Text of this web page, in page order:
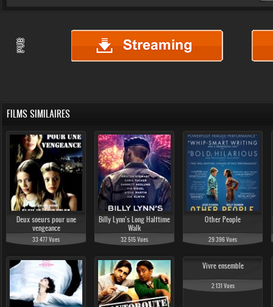
FILMS SIMILAIRES
Deux soeurs pour une
vengeance
33 477 Vues
Billy Lynn’s Long Halftime
Walk
32 515 Vues
Other People
29 396 Vues
Vivre ensemble
2 131 Vues